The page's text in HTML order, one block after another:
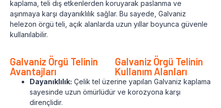
kaplama, teli dış etkenlerden koruyarak paslanma ve
aşınmaya karşı dayanıklılık sağlar. Bu sayede, Galvaniz
helezon örgü teli, açık alanlarda uzun yıllar boyunca güvenle
kullanılabilir.
Galvaniz Örgü Telinin
Avantajları
Galvaniz Örgü Telinin
Kullanım Alanları
Dayanıklılık: Çelik tel üzerine yapılan Galvaniz kaplama
sayesinde uzun ömürlüdür ve korozyona karşı
dirençlidir.